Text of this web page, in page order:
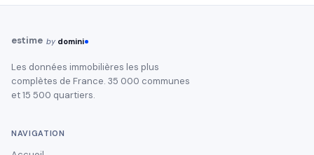
estime by domini
Les données immobilières les plus
complètes de France. 35 000 communes
et 15 500 quartiers.
NAVIGATION